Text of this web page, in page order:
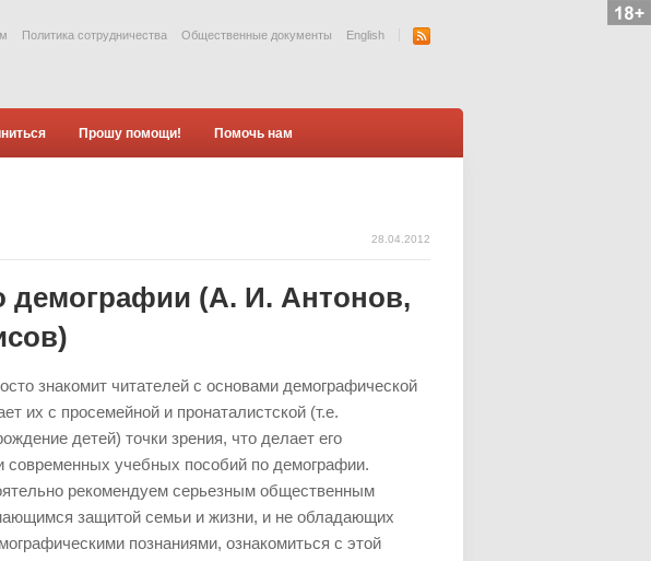
Политика сотрудничества Общественные документы English
Прошу помощи! Помочь нам
28.04.2012
демографии (А. И. Антонов,
знакомит читателей с основами демографической
их с просемейной и пронаталистской (т.е.
детей) точки зрения, что делает его
современных учебных пособий по демографии.
рекомендуем серьезным общественным
защитой семьи и жизни, и не обладающих
познаниями, ознакомиться с этой